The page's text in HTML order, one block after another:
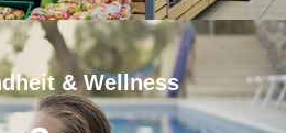
& Wellness